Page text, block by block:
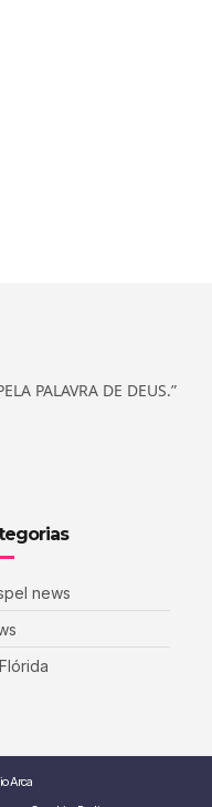
PALAVRA DE DEUS.”
news
Arca